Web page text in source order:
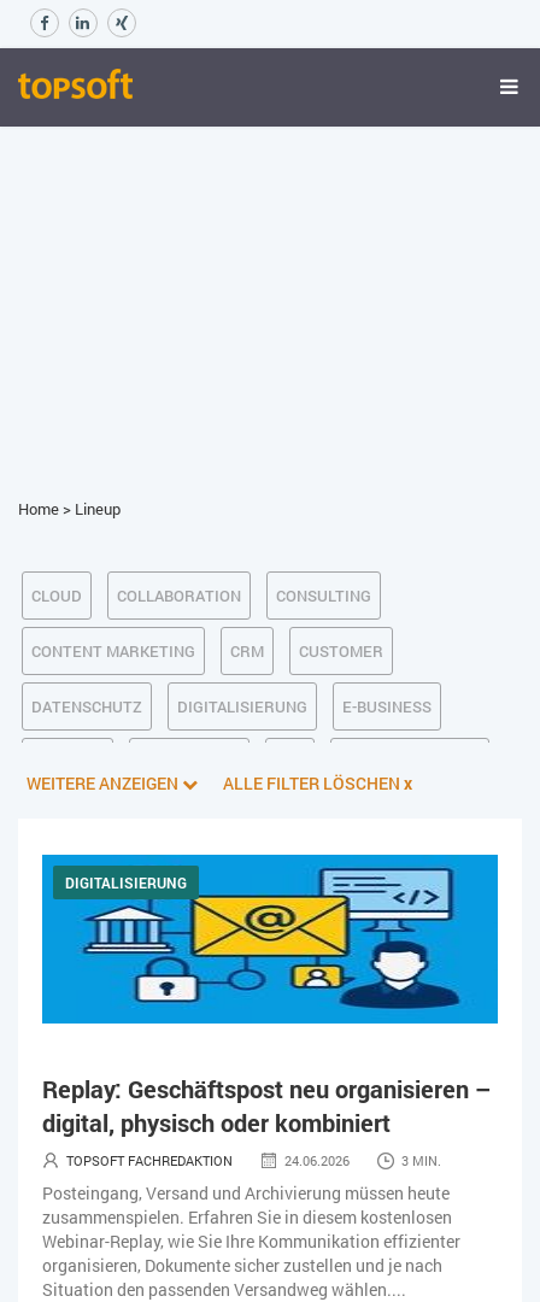
Home> Lineup
CLOUD COLLABORATION CONSULTING
CONTENT MARKETING CRM CUSTOMER
DATENSCHUTZ DIGITALISIERUNG E-BUSINESS
LOGISTIK MANAGEMENT & FÜHRUNG MARKETING
ONLINE-MARKETING PIM PROJEKTMANAGEMENT
SICHERHEIT SMART WORK
SOFTWARE-AS-A-SERVICE SOFTWAREENTWICKLUNG
TRANSPORTLOGISTIK / LAGER
USER EXPERIENCE WEB-SHOP ZEITWIRTSCHAFT
WEITERE ANZEIGEN ALLE FILTER LÖSCHEN x
DIGITALISIERUNG
Replay: Geschäftspost neu organisieren –
digital, physisch oder kombiniert
TOPSOFT FACHREDAKTION 24.06.2026 3 MIN.
Posteingang, Versand und Archivierung müssen heute
zusammenspielen. Erfahren Sie in diesem kostenlosen
Webinar-Replay, wie Sie Ihre Kommunikation effizienter
organisieren, Dokumente sicher zustellen und je nach
Situation den passenden Versandweg wählen....